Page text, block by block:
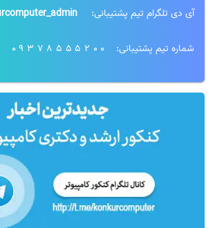
آی دی تلگرام تیم پشتیبانی:
شماره تیم پشتیبانی: 09378555200